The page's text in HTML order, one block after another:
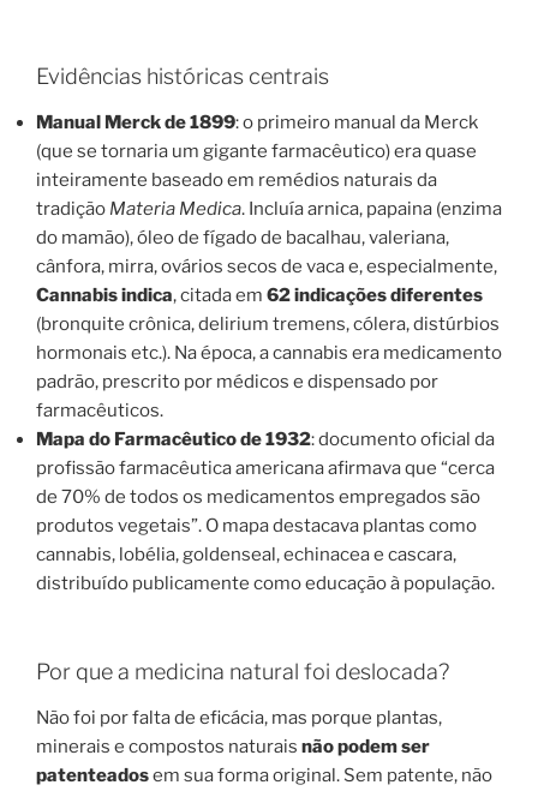
Evidências históricas centrais
Manual Merck de 1899: o primeiro manual da Merck
(que se tornaria um gigante farmacêutico) era quase
inteiramente baseado em remédios naturais da
tradição Materia Medica. Incluía arnica, papaina (enzima
do mamão), óleo de fígado de bacalhau, valeriana,
cânfora, mirra, ovários secos de vaca e, especialmente,
Cannabis indica, citada em 62 indicações diferentes
(bronquite crônica, delirium tremens, cólera, distúrbios
hormonais etc.). Na época, a cannabis era medicamento
padrão, prescrito por médicos e dispensado por
farmacêuticos.
Mapa do Farmacêutico de 1932: documento oficial da
profissão farmacêutica americana afirmava que “cerca
de 70% de todos os medicamentos empregados são
produtos vegetais”. O mapa destacava plantas como
cannabis, lobélia, goldenseal, echinacea e cascara,
distribuído publicamente como educação à população.
Por que a medicina natural foi deslocada?
Não foi por falta de eficácia, mas porque plantas,
minerais e compostos naturais não podem ser
patenteadosem sua forma original. Sem patente, não